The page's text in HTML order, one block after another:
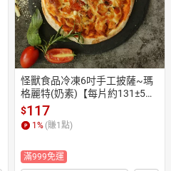
怪獸食品冷凍6吋手工披薩~瑪
格麗特(奶素)【每片約131±5公
克】 《大欣亨》B353015
$117
1% (賺1點)
滿999免運